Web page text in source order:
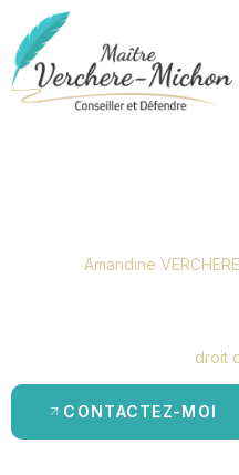
Amandine
droit
CONTACTEZ-MOI